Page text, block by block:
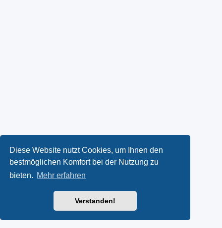
Diese Website nutzt Cookies, um Ihnen den
bestmöglichen Komfort bei der Nutzung zu
bieten. Mehr erfahren
Verstanden!